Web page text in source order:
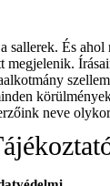
sallerek. És
neve